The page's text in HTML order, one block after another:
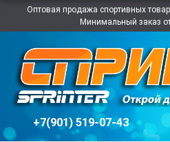
Оптовая продажа спортивных
Минимальный заказ
+7(901) 519-07-43